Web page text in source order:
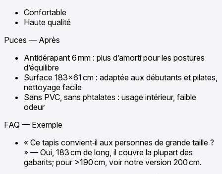
Confortable
Haute qualité
Puces — Après
Antidérapant 6 mm : plus d’amorti pour les postures
d’équilibre
Surface 183×61 cm : adaptée aux débutants et pilates,
nettoyage facile
Sans PVC, sans phtalates : usage intérieur, faible
odeur
FAQ — Exemple
« Ce tapis convient‑il aux personnes de grande taille ?
» — Oui, 183 cm de long, il couvre la plupart des
gabarits; pour >190 cm, voir notre version 200 cm.